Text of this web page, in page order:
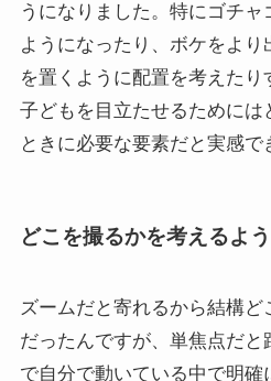
うになりました。特にゴチ
ようになったり、ボケをよ
を置くように配置を考えたり
子どもを目立たせるためには
ときに必要な要素だと実感で
どこを撮るかを考えるよ
ズームだと寄れるから結構
だったんですが、単焦点だ
で自分で動いている中で明